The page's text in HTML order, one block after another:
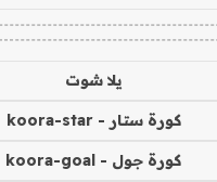
يلا شوت
كورة ستار - koora-star
كورة جول - koora-goal